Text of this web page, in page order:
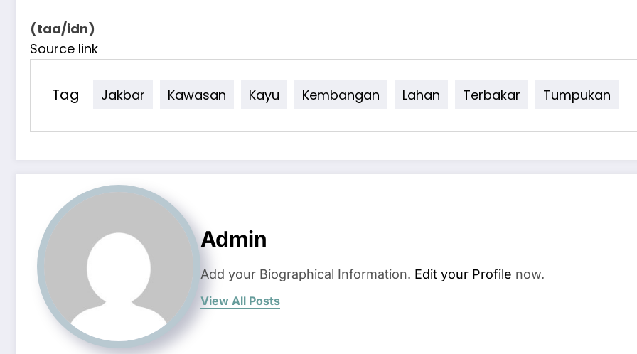
(taa/idn)
Source link
Tag Jakbar Kawasan Kayu Kembangan Lahan Terbakar Tumpukan
Admin
Add your Biographical Information. Edit your Profile now.
View All Posts